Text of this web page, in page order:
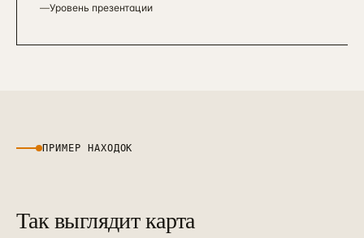
—Уровень презентации
ПРИМЕР НАХОДОК
Так выглядит карта